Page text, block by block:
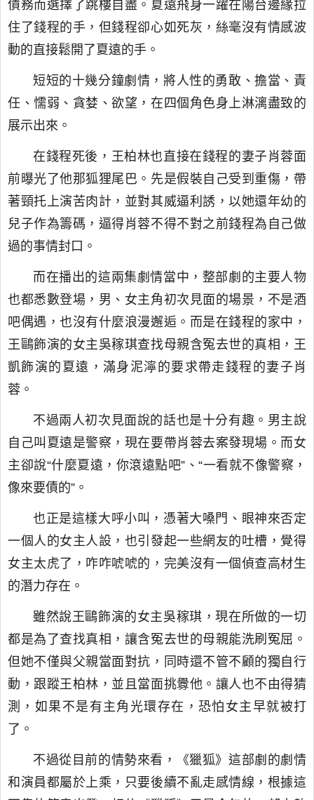
債務而選擇了跳樓自盡。夏遠飛身一躍在陽台邊緣拉
住了錢程的手，但錢程卻心如死灰，絲毫沒有情感波
動的直接鬆開了夏遠的手。
短短的十幾分鐘劇情，將人性的勇敢、擔當、責
任、懦弱、貪婪、欲望，在四個角色身上淋漓盡致的
展示出來。
在錢程死後，王柏林也直接在錢程的妻子肖蓉面
前曝光了他那狐狸尾巴。先是假裝自己受到重傷，帶
著頸托上演苦肉計，並對其威逼利誘，以她還年幼的
兒子作為籌碼，逼得肖蓉不得不對之前錢程為自己做
過的事情封口。
而在播出的這兩集劇情當中，整部劇的主要人物
也都悉數登場，男、女主角初次見面的場景，不是酒
吧偶遇，也沒有什麼浪漫邂逅。而是在錢程的家中，
王鷗飾演的女主吳稼琪查找母親含冤去世的真相，王
凱飾演的夏遠，滿身泥濘的要求帶走錢程的妻子肖
蓉。
不過兩人初次見面說的話也是十分有趣。男主說
自己叫夏遠是警察，現在要帶肖蓉去案發現場。而女
主卻說“什麼夏遠，你滾遠點吧”、“一看就不像警察，
像來要債的”。
也正是這樣大呼小叫，憑著大嗓門、眼神來否定
一個人的女主人設，也引發起一些網友的吐槽，覺得
女主太虎了，咋咋唬唬的，完美沒有一個偵查高材生
的潛力存在。
雖然說王鷗飾演的女主吳稼琪，現在所做的一切
都是為了查找真相，讓含冤去世的母親能洗刷冤屈。
但她不僅與父親當面對抗，同時還不管不顧的獨自行
動，跟蹤王柏林，並且當面挑釁他。讓人也不由得猜
測，如果不是有主角光環存在，恐怕女主早就被打
了。
不過從目前的情勢來看，《獵狐》這部劇的劇情
和演員都屬於上乘，只要後續不亂走感情線，根據這